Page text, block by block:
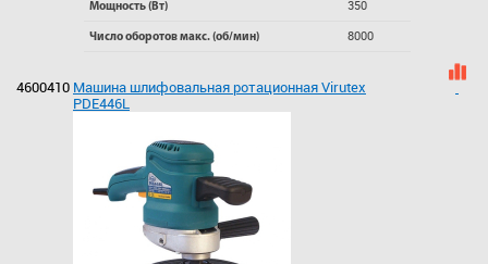
Мощность (Вт) 350
Число оборотов макс. (об/мин) 8000
4600410 Машина шлифовальная ротационная Virutex
PDE446L